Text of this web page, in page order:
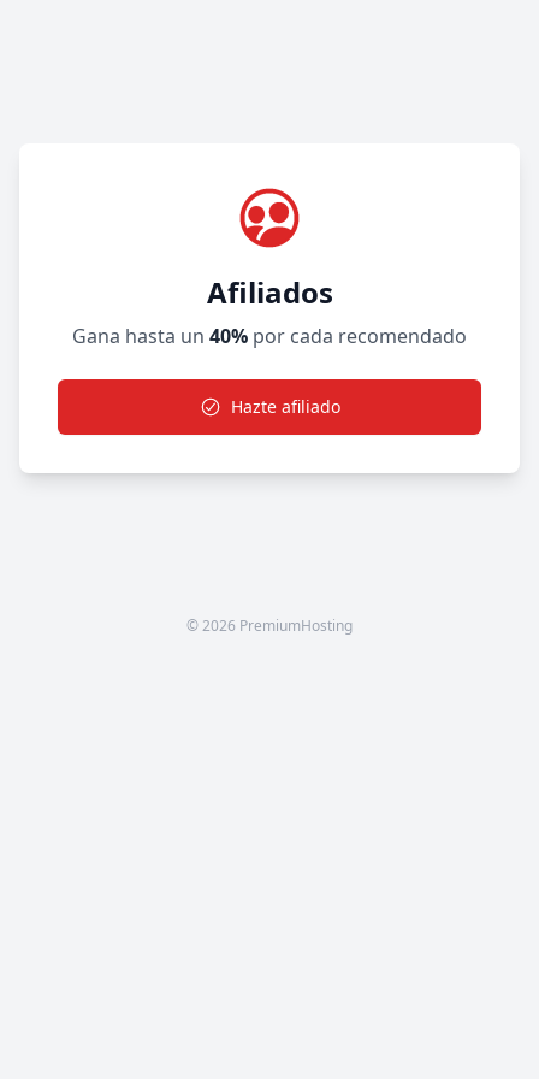
Afiliados
Gana hasta un 40% por cada recomendado
Hazte afiliado
© 2026 PremiumHosting